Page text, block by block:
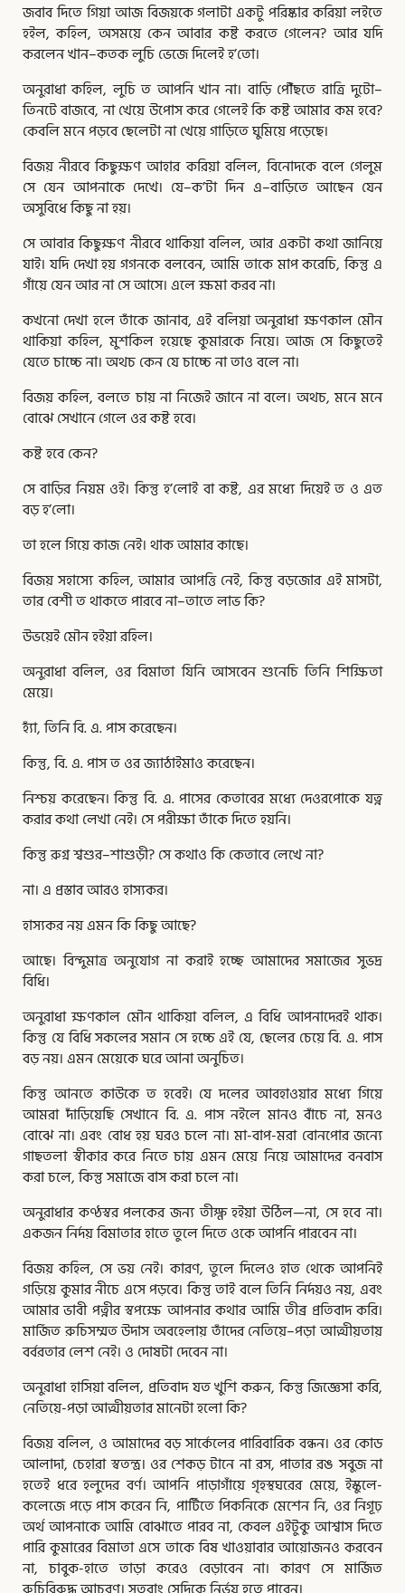
জবাব দিতে গিয়া আজ বিজয়কে গলাটা একটু পরিষ্কার করিয়া লইতে
হইল, কহিল, অসময়ে কেন আবার কষ্ট করতে গেলেন? আর যদি
করলেন খান–কতক লুচি ভেজে দিলেই হ’তো।
অনুরাধা কহিল, লুচি ত আপনি খান না। বাড়ি পৌঁছতে রাত্রি দুটো–
তিনটে বাজবে, না খেয়ে উপোস করে গেলেই কি কষ্ট আমার কম হবে?
কেবলি মনে পড়বে ছেলেটা না খেয়ে গাড়িতে ঘুমিয়ে পড়েছে।
বিজয় নীরবে কিছুক্ষণ আহার করিয়া বলিল, বিনোদকে বলে গেলুম
সে যেন আপনাকে দেখে। যে–ক’টা দিন এ–বাড়িতে আছেন যেন
অসুবিধে কিছু না হয়।
সে আবার কিছুক্ষণ নীরবে থাকিয়া বলিল, আর একটা কথা জানিয়ে
যাই। যদি দেখা হয় গগনকে বলবেন, আমি তাকে মাপ করেচি, কিন্তু এ
গাঁয়ে যেন আর না সে আসে। এলে ক্ষমা করব না।
কখনো দেখা হলে তাঁকে জানাব, এই বলিয়া অনুরাধা ক্ষণকাল মৌন
থাকিয়া কহিল, মুশকিল হয়েছে কুমারকে নিয়ে। আজ সে কিছুতেই
যেতে চাচ্চে না। অথচ কেন যে চাচ্চে না তাও বলে না।
বিজয় কহিল, বলতে চায় না নিজেই জানে না বলে। অথচ, মনে মনে
বোঝে সেখানে গেলে ওর কষ্ট হবে।
কষ্ট হবে কেন?
সে বাড়ির নিয়ম ওই। কিন্তু হ’লোই বা কষ্ট, এর মধ্যে দিয়েই ত ও এত
বড় হ’লো।
তা হলে গিয়ে কাজ নেই। থাক আমার কাছে।
বিজয় সহাস্যে কহিল, আমার আপত্তি নেই, কিন্তু বড়জোর এই মাসটা,
তার বেশী ত থাকতে পারবে না–তাতে লাভ কি?
উভয়েই মৌন হইয়া রহিল।
অনুরাধা বলিল, ওর বিমাতা যিনি আসবেন শুনেচি তিনি শিক্ষিতা
মেয়ে।
হ্যাঁ, তিনি বি. এ. পাস করেছেন।
কিন্তু, বি. এ. পাস ত ওর জ্যাঠাইমাও করেছেন।
নিশ্চয় করেছেন। কিন্তু বি. এ. পাসের কেতাবের মধ্যে দেওরপোকে যত্ন
করার কথা লেখা নেই। সে পরীক্ষা তাঁকে দিতে হয়নি।
কিন্তু রুগ্ন শ্বশুর–শাশুড়ী? সে কথাও কি কেতাবে লেখে না?
না। এ প্রস্তাব আরও হাস্যকর।
হাস্যকর নয় এমন কি কিছু আছে?
আছে। বিন্দুমাত্র অনুযোগ না করাই হচ্ছে আমাদের সমাজের সুভদ্র
বিধি।
অনুরাধা ক্ষণকাল মৌন থাকিয়া বলিল, এ বিধি আপনাদেরই থাক।
কিন্তু যে বিধি সকলের সমান সে হচ্চে এই যে, ছেলের চেয়ে বি. এ. পাস
বড় নয়। এমন মেয়েকে ঘরে আনা অনুচিত।
কিন্তু আনতে কাউকে ত হবেই। যে দলের আবহাওয়ার মধ্যে গিয়ে
আমরা দাঁড়িয়েছি সেখানে বি. এ. পাস নইলে মানও বাঁচে না, মনও
বোঝে না। এবং বোধ হয় ঘরও চলে না। মা-বাপ-মরা বোনপোর জন্যে
গাছতলা স্বীকার করে নিতে চায় এমন মেয়ে নিয়ে আমাদের বনবাস
করা চলে, কিন্তু সমাজে বাস করা চলে না।
অনুরাধার কণ্ঠস্বর পলকের জন্য তীক্ষ্ণ হইয়া উঠিল—না, সে হবে না।
একজন নির্দয় বিমাতার হাতে তুলে দিতে ওকে আপনি পারবেন না।
বিজয় কহিল, সে ভয় নেই। কারণ, তুলে দিলেও হাত থেকে আপনিই
গড়িয়ে কুমার নীচে এসে পড়বে। কিন্তু তাই বলে তিনি নির্দয়ও নয়, এবং
আমার ভাবী পত্নীর স্বপক্ষে আপনার কথার আমি তীব্র প্রতিবাদ করি।
মার্জিত রুচিসম্মত উদাস অবহেলায় তাঁদের নেতিয়ে–পড়া আত্মীয়তায়
বর্বরতার লেশ নেই। ও দোষটা দেবেন না।
অনুরাধা হাসিয়া বলিল, প্রতিবাদ যত খুশি করুন, কিন্তু জিজ্ঞেসা করি,
নেতিয়ে-পড়া আত্মীয়তার মানেটা হলো কি?
বিজয় বলিল, ও আমাদের বড় সার্কেলের পারিবারিক বন্ধন। ওর কোড
আলাদা, চেহারা স্বতন্ত্র। ওর শেকড় টানে না রস, পাতার রঙ সবুজ না
হতেই ধরে হলুদের বর্ণ। আপনি পাড়াগাঁয়ে গৃহস্থঘরের মেয়ে, ইস্কুলে-
কলেজে পড়ে পাস করেন নি, পার্টিতে পিকনিকে মেশেন নি, ওর নিগূঢ়
অর্থ আপনাকে আমি বোঝাতে পারব না, কেবল এইটুকু আশ্বাস দিতে
পারি কুমারের বিমাতা এসে তাকে বিষ খাওয়াবার আয়োজনও করবেন
না, চাবুক-হাতে তাড়া করেও বেড়াবেন না। কারণ সে মার্জিত